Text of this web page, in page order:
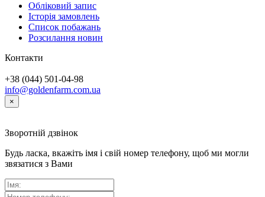
Обліковий запис
Історія замовлень
Список побажань
Розсилання новин
Контакти
+38 (044) 501-04-98
info@goldenfarm.com.ua
×
Зворотній дзвінок
Будь ласка, вкажіть імя і свій номер телефону, щоб ми могли
звязатися з Вами